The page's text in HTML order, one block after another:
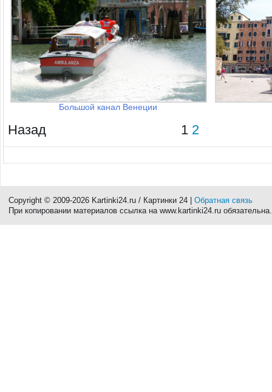
Большой канал Венеции
Назад 1 2
Copyright © 2009-2026 Kartinki24.ru / Картинки 24 | Обратная связь
При копировании материалов ссылка на www.kartinki24.ru обязательна.